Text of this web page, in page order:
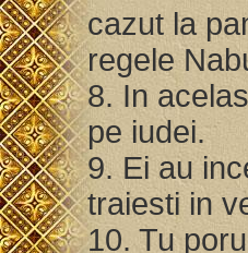
cazut la
regele
8. In
pe iudei.
9. Ei au
traiesti in
10. Tu